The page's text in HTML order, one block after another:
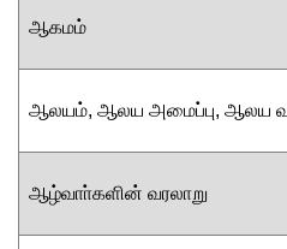
ஆகமம்
ஆலயம், ஆலய அமைப்பு, ஆலய
ஆழ்வாா்களின் வரலாறு